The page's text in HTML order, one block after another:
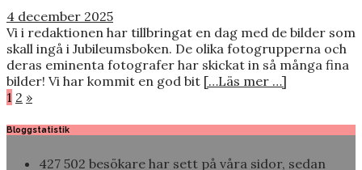
4 december 2025
Vi i redaktionen har tillbringat en dag med de bilder som
skall ingå i Jubileumsboken. De olika fotogrupperna och
deras eminenta fotografer har skickat in så många fina
bilder! Vi har kommit en god bit […Läs mer …]
Sidnumrering
för
1 2 »
Bloggstatistik
427 502 besökare har sett på våra sidor, sedan